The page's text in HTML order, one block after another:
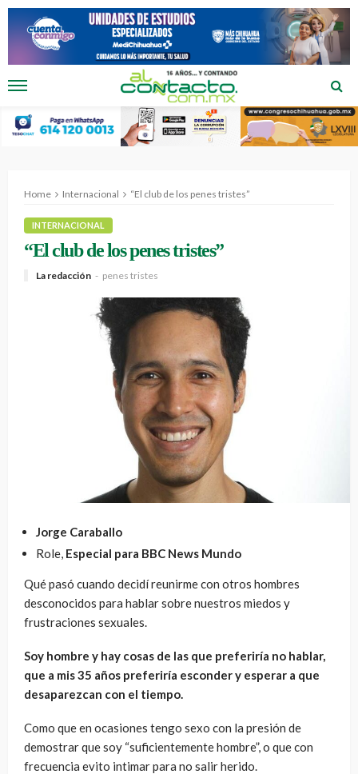
Home Internacional “El club de los penes tristes”
INTERNACIONAL
“El club de los penes tristes”
La redacción penes tristes
Jorge Caraballo
Role, Especial para BBC News Mundo
Qué pasó cuando decidí reunirme con otros hombres
desconocidos para hablar sobre nuestros miedos y
frustraciones sexuales.
Soy hombre y hay cosas de las que preferiría no hablar,
que a mis 35 años preferiría esconder y esperar a que
desaparezcan con el tiempo.
Como que en ocasiones tengo sexo con la presión de
demostrar que soy “suficientemente hombre”, o que con
frecuencia evito intimar para no salir herido.